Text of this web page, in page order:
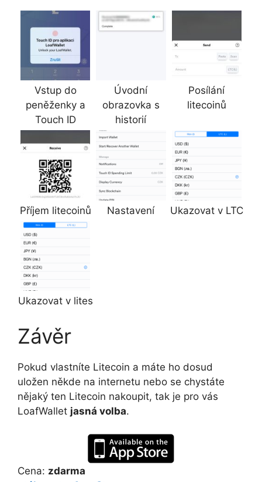
Vstup do
peněženky a
Touch ID
Úvodní
obrazovka s
historií
Posílání
litecoinů
Příjem litecoinů Nastavení Ukazovat v LTC
Ukazovat v lites
Závěr
Pokud vlastníte Litecoin a máte ho dosud
uložen někde na internetu nebo se chystáte
nějaký ten Litecoin nakoupit, tak je pro vás
LoafWallet jasná volba.
Cena: zdarma